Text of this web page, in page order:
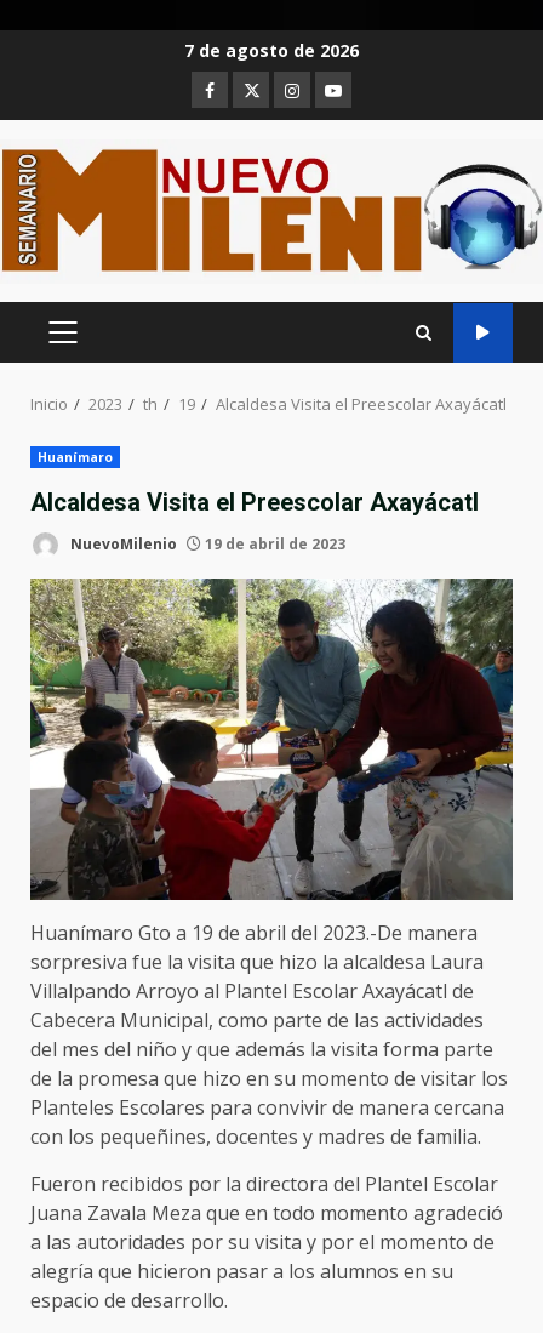
7 de agosto de 2026
Facebook
TwitterInstagram
Youtube
MENÚ
Inicio 2023 th 19 Alcaldesa Visita el Preescolar Axayácatl
Huanímaro
Alcaldesa Visita el Preescolar Axayácatl
NuevoMilenio 19 de abril de 2023
Huanímaro Gto a 19 de abril del 2023.-De manera
sorpresiva fue la visita que hizo la alcaldesa Laura
Villalpando Arroyo al Plantel Escolar Axayácatl de
Cabecera Municipal, como parte de las actividades
del mes del niño y que además la visita forma parte
de la promesa que hizo en su momento de visitar los
Planteles Escolares para convivir de manera cercana
con los pequeñines, docentes y madres de familia.
Fueron recibidos por la directora del Plantel Escolar
Juana Zavala Meza que en todo momento agradeció
a las autoridades por su visita y por el momento de
alegría que hicieron pasar a los alumnos en su
espacio de desarrollo.